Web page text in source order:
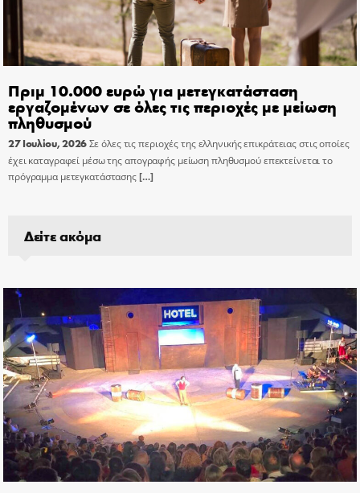
Πριμ 10.000 ευρώ για μετεγκατάσταση
εργαζομένων σε όλες τις περιοχές με μείωση
πληθυσμού
27 Ιουλίου, 2026Σε όλες τις περιοχές της ελληνικής επικράτειας στις οποίες
έχει καταγραφεί μέσω της απογραφής μείωση πληθυσμού επεκτείνεται το
πρόγραμμα μετεγκατάστασης[…]
Δείτε ακόμα